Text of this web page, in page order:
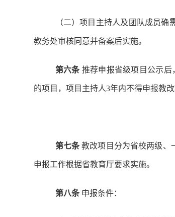
（二）项目主持人及团队成员
教务处审核同意并备案后实施。
第六条推荐申报省级项目公示后
的项目，项目主持人3年内不得申报教改
第七条教改项目分为省校两级、
申报工作根据省教育厅要求实施。
第八条申报条件：